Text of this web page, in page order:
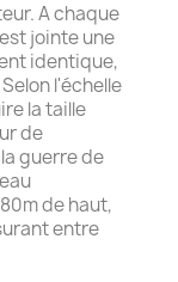
A chaque
jointe une
identique,
l'échelle
la taille
de
guerre de
de haut,
entre